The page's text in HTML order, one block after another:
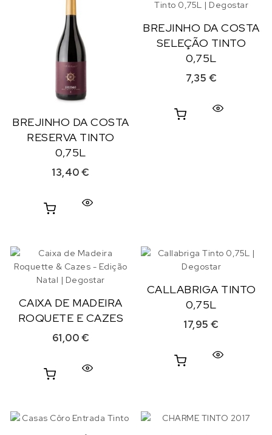
BREJINHO DA COSTA
RESERVA TINTO
0,75L
13,40€
BREJINHO DA COSTA
SELEÇÃO TINTO
0,75L
7,35 €
CAIXA DE MADEIRA
ROQUETE E CAZES
61,00€
CALLABRIGA TINTO
0,75L
17,95€